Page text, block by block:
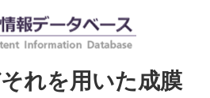
れを用いた成膜